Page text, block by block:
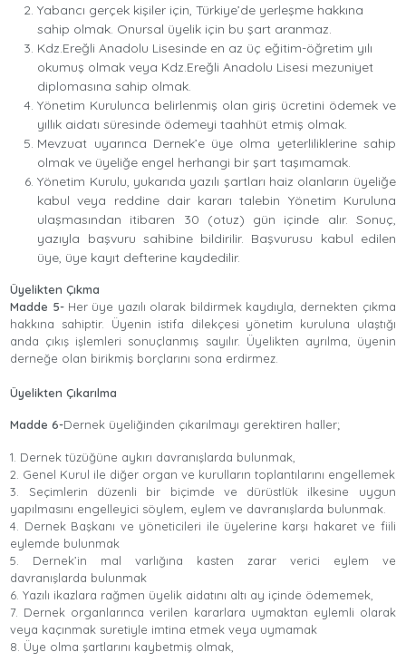
Yabancı gerçek kişiler için, Türkiye’de yerleşme hakkına
sahip olmak. Onursal üyelik için bu şart aranmaz.
Kdz.Ereğli Anadolu Lisesinde en az üç eğitim-öğretim yılı
okumuş olmak veya Kdz.Ereğli Anadolu Lisesi mezuniyet
diplomasına sahip olmak.
Yönetim Kurulunca belirlenmiş olan giriş ücretini ödemek ve
yıllık aidatı süresinde ödemeyi taahhüt etmiş olmak.
Mevzuat uyarınca Dernek’e üye olma yeterliliklerine sahip
olmak ve üyeliğe engel herhangi bir şart taşımamak.
Yönetim Kurulu, yukarıda yazılı şartları haiz olanların üyeliğe
kabul veya reddine dair kararı talebin Yönetim Kuruluna
ulaşmasından itibaren 30 (otuz) gün içinde alır. Sonuç,
yazıyla başvuru sahibine bildirilir. Başvurusu kabul edilen
üye, üye kayıt defterine kaydedilir.
Üyelikten Çıkma
Madde 5- Her üye yazılı olarak bildirmek kaydıyla, dernekten çıkma
hakkına sahiptir. Üyenin istifa dilekçesi yönetim kuruluna ulaştığı
anda çıkış işlemleri sonuçlanmış sayılır. Üyelikten ayrılma, üyenin
derneğe olan birikmiş borçlarını sona erdirmez.
Üyelikten Çıkarılma
Madde 6-Dernek üyeliğinden çıkarılmayı gerektiren haller;
1. Dernek tüzüğüne aykırı davranışlarda bulunmak,
​2. Genel Kurul ile diğer organ ve kurulların toplantılarını engellemek
3. Seçimlerin düzenli bir biçimde ve dürüstlük ilkesine uygun
yapılmasını engelleyici söylem, eylem ve davranışlarda bulunmak.
4. Dernek Başkanı ve yöneticileri ile üyelerine karşı hakaret ve fiili
eylemde bulunmak
5. Dernek’in mal varlığına kasten zarar verici eylem ve
davranışlarda bulunmak
6. Yazılı ikazlara rağmen üyelik aidatını altı ay içinde ödememek,
7. Dernek organlarınca verilen kararlara uymaktan eylemli olarak
veya kaçınmak suretiyle imtina etmek veya uymamak
8. Üye olma şartlarını kaybetmiş olmak,